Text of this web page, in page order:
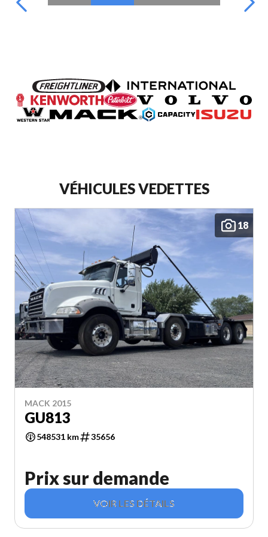
VÉHICULES VEDETTES
18
MACK 2015
GU813
548531 km 35656
Prix sur demande
VOIR LES DÉTAILS